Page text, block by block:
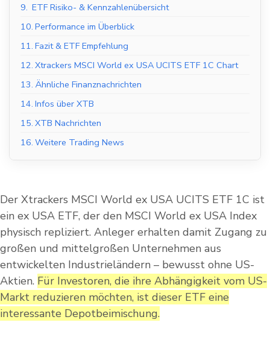
9. ETF Risiko- & Kennzahlenübersicht
10. Performance im Überblick
11. Fazit & ETF Empfehlung
12. Xtrackers MSCI World ex USA UCITS ETF 1C Chart
13. Ähnliche Finanznachrichten
14. Infos über XTB
15. XTB Nachrichten
16. Weitere Trading News
Der Xtrackers MSCI World ex USA UCITS ETF 1C ist
ein ex USA ETF, der den MSCI World ex USA Index
physisch repliziert. Anleger erhalten damit Zugang zu
großen und mittelgroßen Unternehmen aus
entwickelten Industrieländern – bewusst ohne US-
Aktien. Für Investoren, die ihre Abhängigkeit vom US-
Markt reduzieren möchten, ist dieser ETF eine
interessante Depotbeimischung.